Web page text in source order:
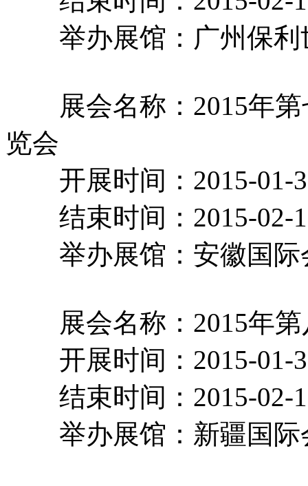
举办展馆：广州保
展会名称：2015年第
览会
开展时间：2015-
结束时间：2015-
举办展馆：安徽国
展会名称：2015年第
开展时间：2015-
结束时间：2015-
举办展馆：新疆国